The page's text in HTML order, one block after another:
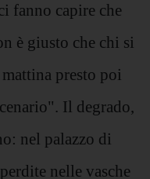
fanno capire che
è giusto che chi si
presto poi
Il degrado,
nel palazzo di
nelle vasche